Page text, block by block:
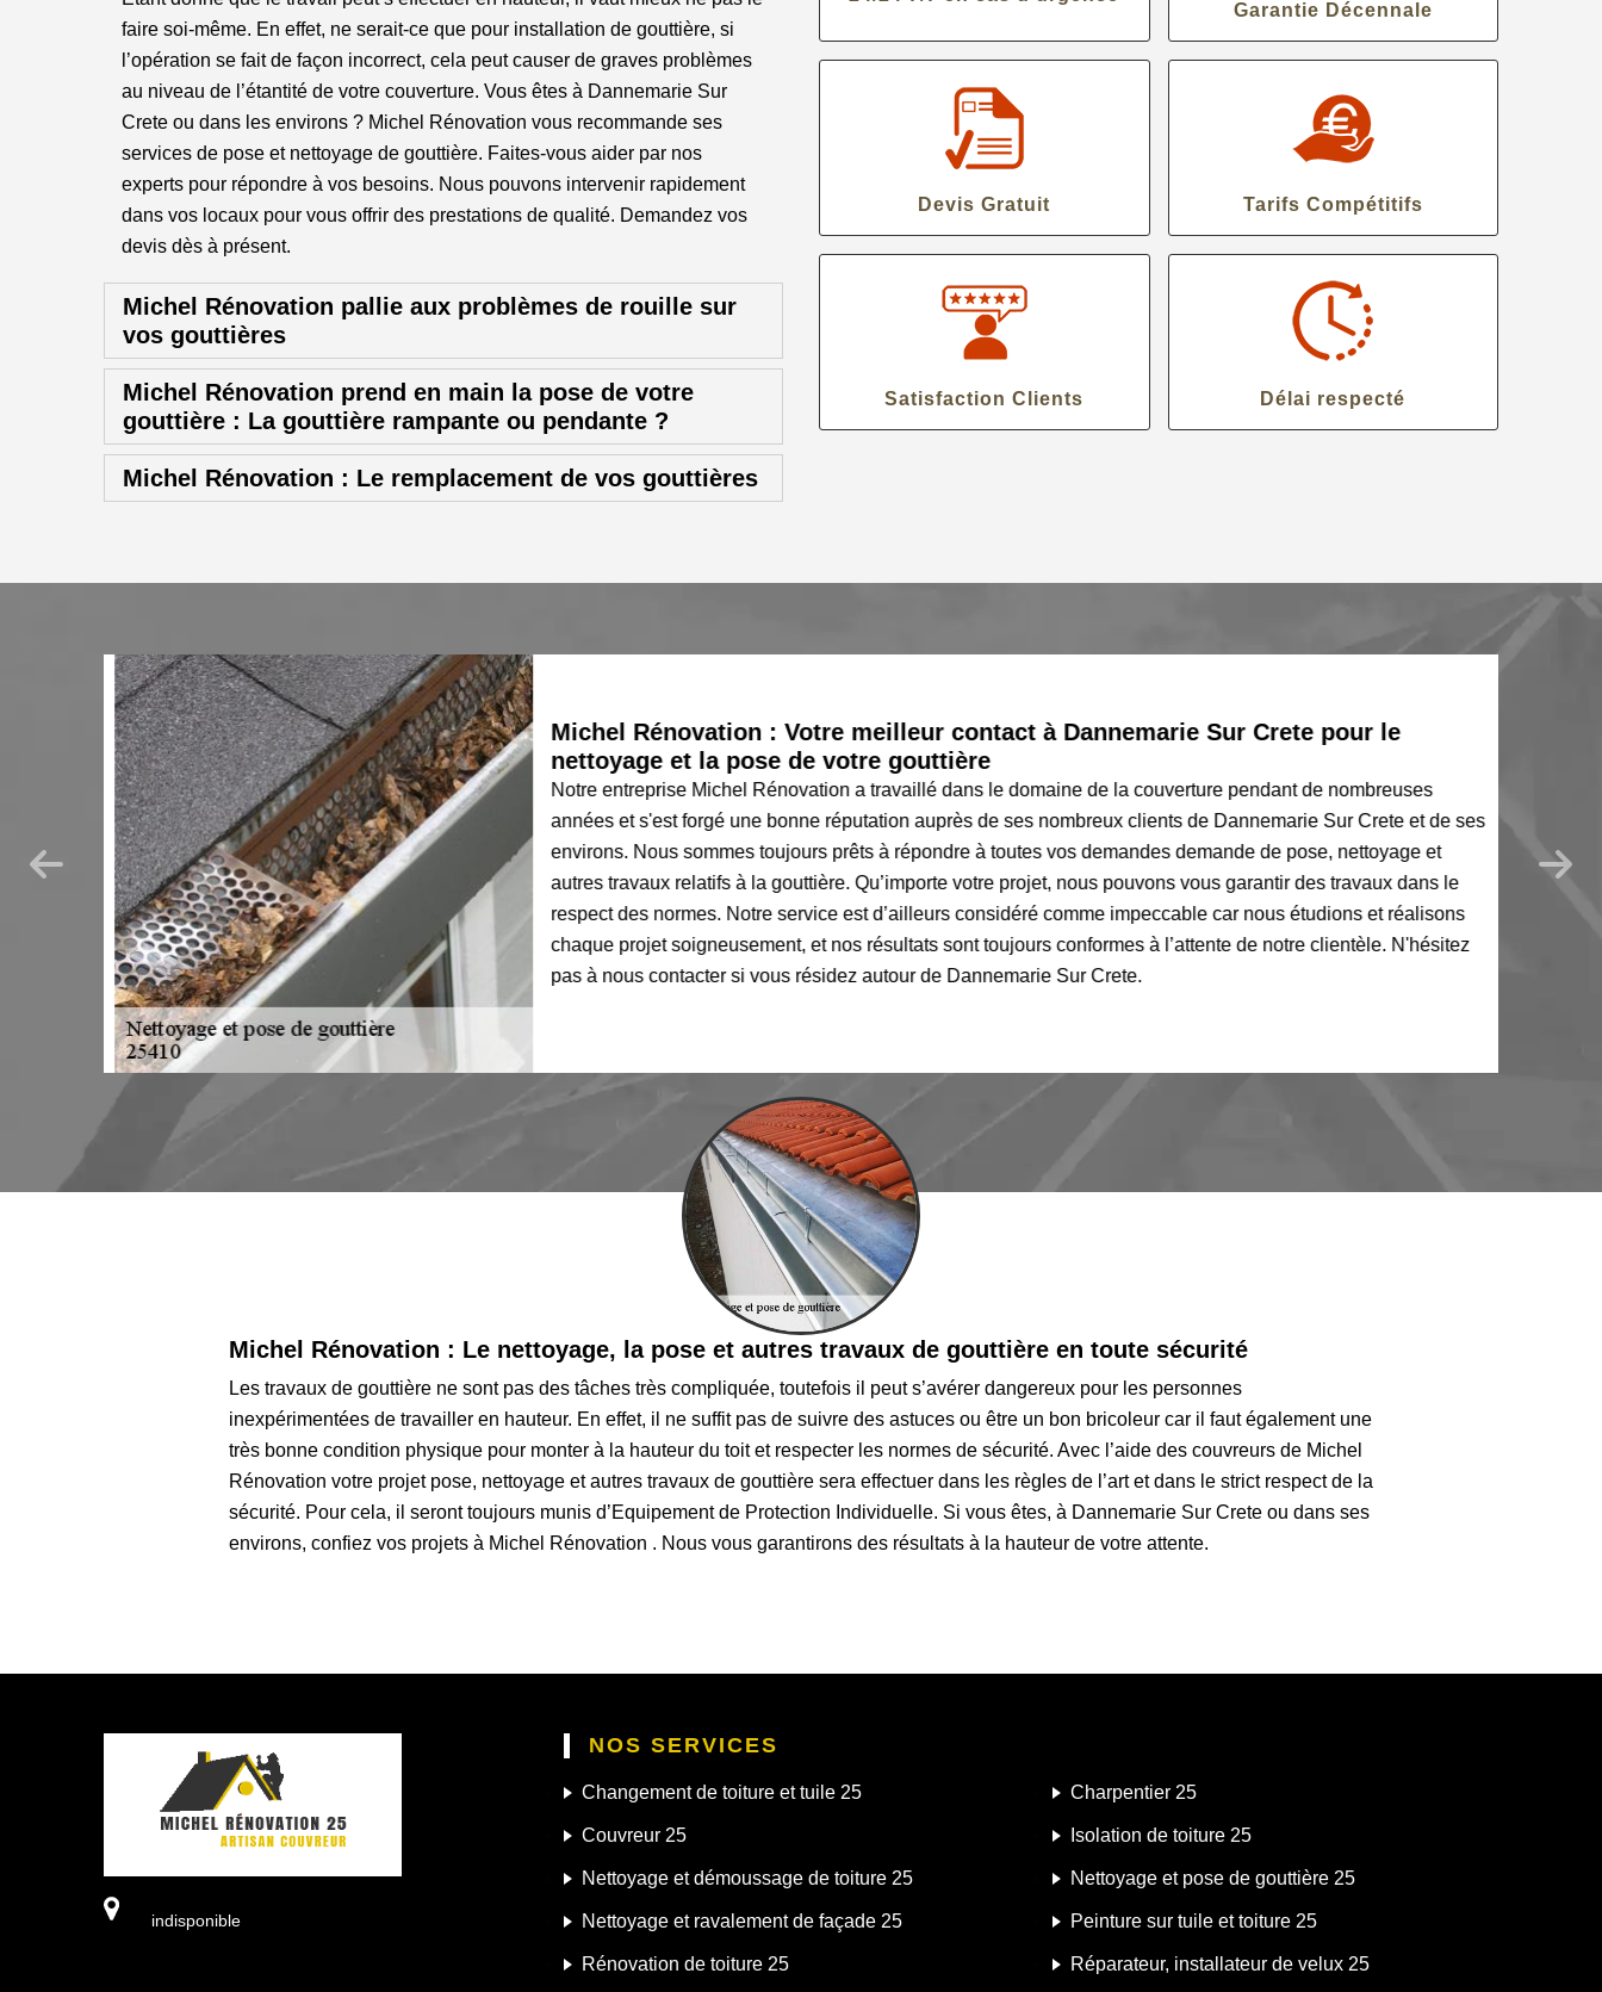
faire soi-même. En effet, ne serait-ce que pour installation de gouttière, si
l’opération se fait de façon incorrect, cela peut causer de graves problèmes
au niveau de l’étantité de votre couverture. Vous êtes à Dannemarie Sur
Crete ou dans les environs ? Michel Rénovation vous recommande ses
services de pose et nettoyage de gouttière. Faites-vous aider par nos
experts pour répondre à vos besoins. Nous pouvons intervenir rapidement
dans vos locaux pour vous offrir des prestations de qualité. Demandez vos
devis dès à présent.
Michel Rénovation pallie aux problèmes de rouille sur
vos gouttières
Michel Rénovation prend en main la pose de votre
gouttière : La gouttière rampante ou pendante ?
Michel Rénovation : Le remplacement de vos gouttières
Garantie Décennale
Devis Gratuit Tarifs Compétitifs
Satisfaction Clients Délai respecté
Michel Rénovation : Votre meilleur contact à Dannemarie Sur Crete pour le
nettoyage et la pose de votre gouttière
Notre entreprise Michel Rénovation a travaillé dans le domaine de la couverture pendant de nombreuses
années et s'est forgé une bonne réputation auprès de ses nombreux clients de Dannemarie Sur Crete et de ses
environs. Nous sommes toujours prêts à répondre à toutes vos demandes demande de pose, nettoyage et
autres travaux relatifs à la gouttière. Qu’importe votre projet, nous pouvons vous garantir des travaux dans le
respect des normes. Notre service est d’ailleurs considéré comme impeccable car nous étudions et réalisons
chaque projet soigneusement, et nos résultats sont toujours conformes à l’attente de notre clientèle. N'hésitez
pas à nous contacter si vous résidez autour de Dannemarie Sur Crete.
Michel Rénovation : Le nettoyage, la pose et autres travaux de gouttière en toute sécurité
Les travaux de gouttière ne sont pas des tâches très compliquée, toutefois il peut s’avérer dangereux pour les personnes
inexpérimentées de travailler en hauteur. En effet, il ne suffit pas de suivre des astuces ou être un bon bricoleur car il faut également une
très bonne condition physique pour monter à la hauteur du toit et respecter les normes de sécurité. Avec l’aide des couvreurs de Michel
Rénovation votre projet pose, nettoyage et autres travaux de gouttière sera effectuer dans les règles de l’art et dans le strict respect de la
sécurité. Pour cela, il seront toujours munis d’Equipement de Protection Individuelle. Si vous êtes, à Dannemarie Sur Crete ou dans ses
environs, confiez vos projets à Michel Rénovation . Nous vous garantirons des résultats à la hauteur de votre attente.
indisponible
NOS SERVICES
Changement de toiture et tuile 25 Charpentier 25
Couvreur 25 Isolation de toiture 25
Nettoyage et démoussage de toiture 25 Nettoyage et pose de gouttière 25
Nettoyage et ravalement de façade 25 Peinture sur tuile et toiture 25
Rénovation de toiture 25 Réparateur, installateur de velux 25